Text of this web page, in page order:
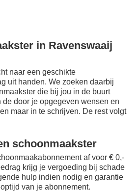
in Ravenswaaij
naar een geschikte
uit handen. We zoeken daarbij
die bij jou in de buurt
door je opgegeven wensen en
maar in te schrijven. De rest volgt
schoonmaakster
af voor € 0,-
krijg je vergoeding bij schade
hulp indien nodig en garantie
van je abonnement.